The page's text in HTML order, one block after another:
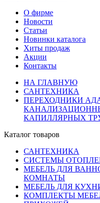
О фирме
Новости
Статьи
Новинки каталога
Хиты продаж
Акции
Контакты
НА ГЛАВНУЮ
САНТЕХНИКА
ПЕРЕХОДНИКИ
КАПИЛЛЯРНЫХ
Каталог товаров
САНТЕХНИКА
СИСТЕМЫ
МЕБЕЛЬ ДЛЯ
КОМНАТЫ
МЕБЕЛЬ ДЛЯ
КОМПЛЕКТЫ